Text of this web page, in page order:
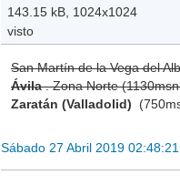
143.15 kB, 1024x1024
visto
San Martín de la Vega del
Ávila. Zona Norte
Zaratán (Valladolid)
Sábado 27 Abril 2019 02:48:21